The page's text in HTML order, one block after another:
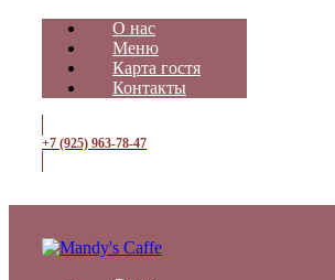
О нас
Меню
Карта гостя
Контакты
+7 (925) 963-78-47